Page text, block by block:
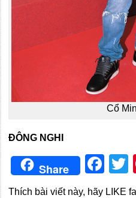
Cổ
ĐÔNG NGHI
Share
Thích bài viết này, hãy LIKE